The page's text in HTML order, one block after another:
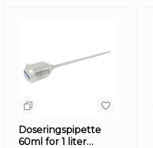
Doseringspipette
60ml for 1 liter